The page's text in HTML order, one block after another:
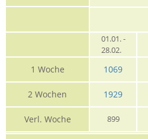
01.01. -
28.02.
1 Woche 1069
2 Wochen 1929
Verl. Woche 899